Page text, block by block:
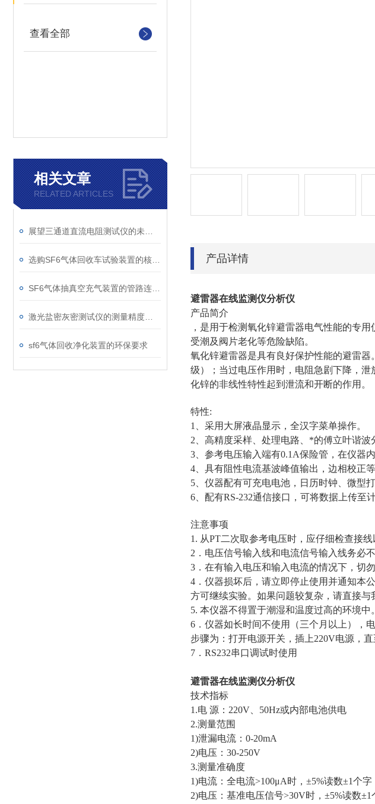
查看全部
相关文章
RELATED ARTICLES
sf6气体回收净化装置的环保要求
产品详情
避雷器在线监测仪分析仪
产品简介
，是用于检测氧化锌避雷器电气性能的专
受潮及阀片老化等危险缺陷。
氧化锌避雷器是具有良好保护性能的避雷
级）；当过电压作用时，电阻急剧下降，
化锌的非线性特性起到泄流和开断的作用。
特性:
1、采用大屏液晶显示，全汉字菜单操作。
2、高精度采样、处理电路、*的傅立叶谐波
3、参考电压输入端有0.1A保险管，在仪器
4、具有阻性电流基波峰值输出，边相校正等
5、仪器配有可充电电池，日历时钟、微型
6、配有RS-232通信接口，可将数据上传至
注意事项
1. 从PT二次取参考电压时，应仔细检查接线
2．电压信号输入线和电流信号输入线务必
3．在有输入电压和输入电流的情况下，切
4．仪器损坏后，请立即停止使用并通知本
方可继续实验。如果问题较复杂，请直接与
5. 本仪器不得置于潮湿和温度过高的环境中。
6．仪器如长时间不使用（三个月以上），
步骤为：打开电源开关，插上220V电源，
7．RS232串口调试时使用
避雷器在线监测仪分析仪
技术指标
1.电 源：220V、50Hz或内部电池供电
2.测量范围
1)泄漏电流：0-20mA
2)电压：30-250V
3.测量准确度
1)电流：全电流>100μA时，±5%读数±1个字
2)电压：基准电压信号>30V时，±5%读数±1